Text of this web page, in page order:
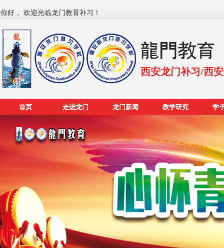
你好， 欢迎光临龙门教育补习！
西安龙门补习/西
首页 走进龙门 龙门新闻 教学研究 学